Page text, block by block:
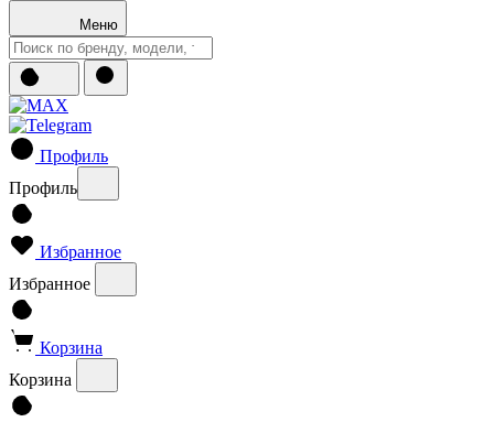
Меню
Профиль
Профиль
Избранное
Избранное
Корзина
Корзина